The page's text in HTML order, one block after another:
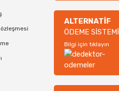
ALTERNATİF
ÖDEME SİSTEMİ
Bilgi için tıklayın